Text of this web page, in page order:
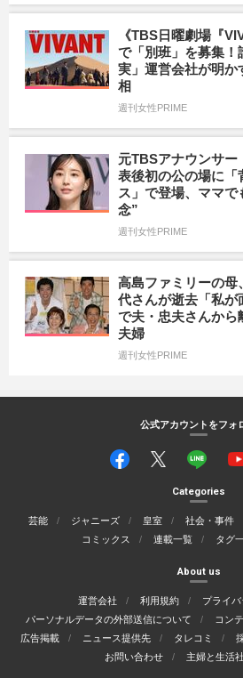
《TBS日曜劇場『
で「別班」を募集！
実」運営会社が明か
相
週刊女性PRIME
元TBSアナウンサー
表後初の公の場に「
ス」で登場、ママ
念”
週刊女性PRIME
高島ファミリーの母
代さんが逝去「私が
で夫・忠夫さんから
夫婦
週刊女性PRIME
公式アカウントをフォ
Categories
芸能 ジャニーズ 皇室 社会・事件
コミックス
連載一覧 タグ
About us
運営会社 利用規約
プライ
パーソナルデータの外部送信について
コン
広告掲載
ニュース提供先 タレコミ
お問い合わせ
主婦と生活